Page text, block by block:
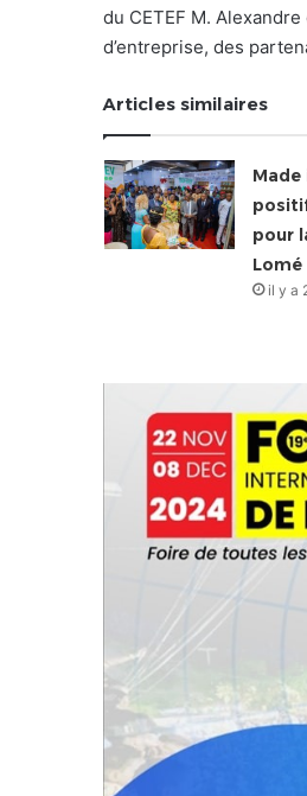
du CETEF M.
d’entreprise, des
Articles similaires
Made
pour
Lomé
il y a